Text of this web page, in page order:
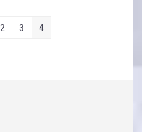
Page
2 Page
3 Page
4